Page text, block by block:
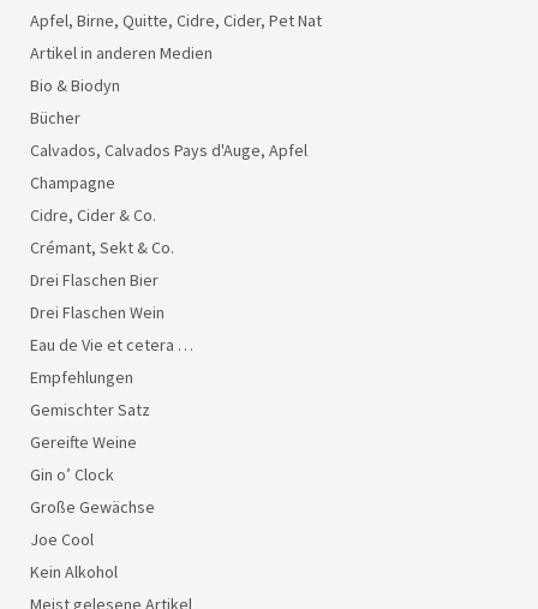
Apfel, Birne, Quitte, Cidre, Cider, Pet Nat
Artikel in anderen Medien
Bio & Biodyn
Bücher
Calvados, Calvados Pays d'Auge, Apfel
Champagne
Cidre, Cider & Co.
Crémant, Sekt & Co.
Drei Flaschen Bier
Drei Flaschen Wein
Eau de Vie et cetera …
Empfehlungen
Gemischter Satz
Gereifte Weine
Gin o’ Clock
Große Gewächse
Joe Cool
Kein Alkohol
Meist gelesene Artikel